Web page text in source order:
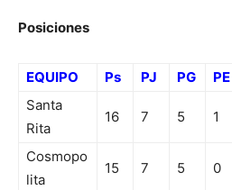
Posiciones
EQUIPO Ps PJ PG PE
Santa
Rita
16 7 5 1
Cosmopo
lita
15 7 5 0